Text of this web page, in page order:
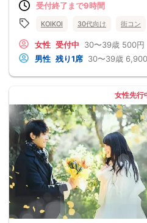
受付終了まで9時間
KOIKOI 30代向け 街コン
女性 受付中 30〜39歳 500円
男性 残り1席 30〜39歳
女性先行